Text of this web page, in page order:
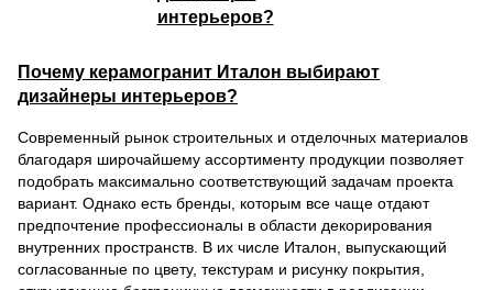
Почему керамогранит Италон выбирают
дизайнеры интерьеров?
Современный рынок строительных и отделочных материалов
благодаря широчайшему ассортименту продукции позволяет
подобрать максимально соответствующий задачам проекта
вариант. Однако есть бренды, которым все чаще отдают
предпочтение профессионалы в области декорирования
внутренних пространств. В их числе Италон, выпускающий
согласованные по цвету, текстурам и рисунку покрытия,